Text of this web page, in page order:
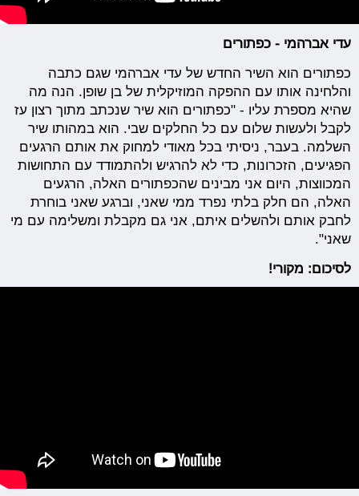
עדי אברהמי - כפתורים
כפתורים הוא השיר החדש של עדי אברהמי שגם כתבה
והלחינה אותו עם ההפקה המוזיקלית של בן שופן. הנה מה
שהיא מספרת עליו - "כפתורים הוא שיר שנכתב מתוך רצון עז
לקבל ולעשות שלום עם כל החלקים שבי. הוא במהותו שיר
השלמה. בעבר, ניסיתי בכל מאודי למחוק את אותם הרגעים
הפגיעים, הזכרונות, כדי לא להרגיש ולהתמודד עם התחושות
המכווצות, היום אני מבינים שהכפתורים האלה, הרגעים
האלה, הם חלק בלתי נפרד ממי שאני, וברגע שאני בוחרת
לחבק אותם ולהשלים איתם, אני גם מקבלת ומשלימה עם מי
שאני".
לסיכום: מקורי!